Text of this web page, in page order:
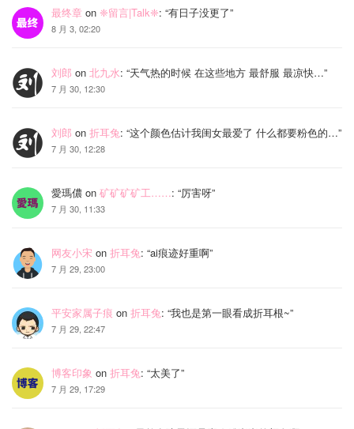
最终章 on ❈留言|Talk❈: “有日子没更了”
8 月 3, 02:20
刘郎 on 北九水: “天气热的时候 在这些地方 最舒服 最凉快…”
7 月 30, 12:30
刘郎 on 折耳兔: “这个颜色估计我闺女最爱了 什么都要粉色的…”
7 月 30, 12:28
愛瑪儂 on 矿矿矿矿工……: “厉害呀”
7 月 30, 11:33
网友小宋 on 折耳兔: “ai痕迹好重啊”
7 月 29, 23:00
平安家属子痕 on 折耳兔: “我也是第一眼看成折耳根~”
7 月 29, 22:47
博客印象 on 折耳兔: “太美了”
7 月 29, 17:29